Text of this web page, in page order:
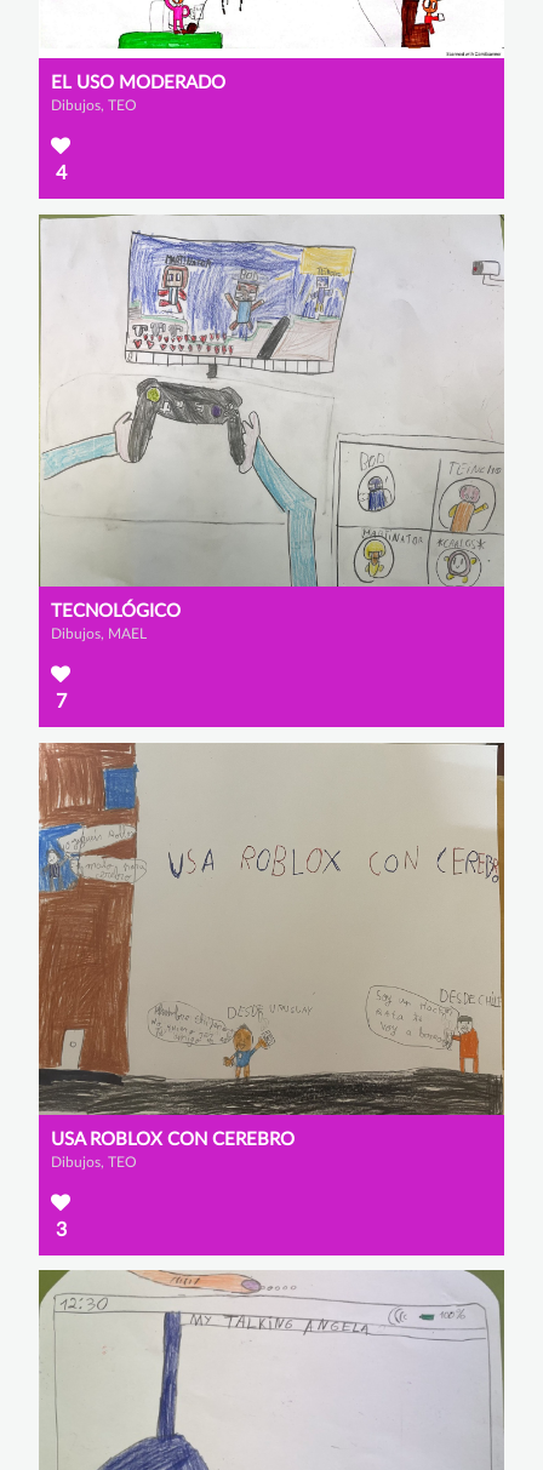
EL USO MODERADO
Dibujos, TEO
4
TECNOLÓGICO
Dibujos, MAEL
7
USA ROBLOX CON CEREBRO
Dibujos, TEO
3